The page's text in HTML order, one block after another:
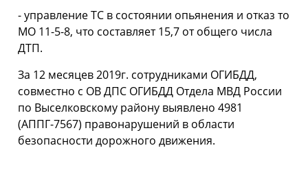
- управление ТС в состоянии опьянения и отказ то
МО 11-5-8, что составляет 15,7 от общего числа
ДТП.
За 12 месяцев 2019г. сотрудниками ОГИБДД,
совместно с ОВ ДПС ОГИБДД Отдела МВД России
по Выселковскому району выявлено 4981
(АППГ-7567) правонарушений в области
безопасности дорожного движения.